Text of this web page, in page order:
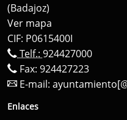
(Badajoz)
Ver mapa
CIF: P0615400I
Telf.: 924427000
Fax: 924427223
E-mail:
Enlaces